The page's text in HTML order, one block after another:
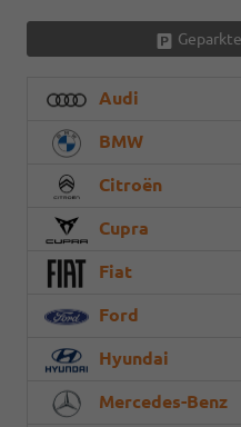
Audi
BMW
Citroën
Cupra
Fiat
Ford
Hyundai
Mercedes-Benz